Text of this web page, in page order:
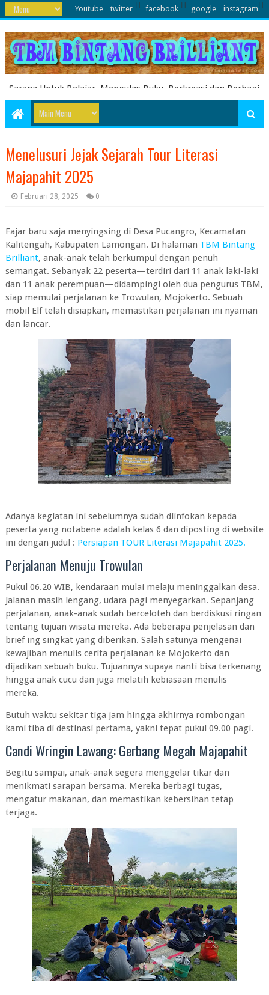
Youtube twitter facebook google instagram
Sarana Untuk Belajar, Mengulas Buku, Berkreasi dan Berbagi
Pengetahuan serta Energi Literasi Berbagai soal ujian sekolah
dasar juga dibahas disini
Menelusuri Jejak Sejarah Tour Literasi
Majapahit 2025
Februari 28, 2025 0
Fajar baru saja menyingsing di Desa Pucangro, Kecamatan
Kalitengah, Kabupaten Lamongan. Di halaman TBM Bintang
Brilliant, anak-anak telah berkumpul dengan penuh
semangat. Sebanyak 22 peserta—terdiri dari 11 anak laki-laki
dan 11 anak perempuan—didampingi oleh dua pengurus TBM,
siap memulai perjalanan ke Trowulan, Mojokerto. Sebuah
mobil Elf telah disiapkan, memastikan perjalanan ini nyaman
dan lancar.
Adanya kegiatan ini sebelumnya sudah diinfokan kepada
peserta yang notabene adalah kelas 6 dan diposting di website
ini dengan judul : Persiapan TOUR Literasi Majapahit 2025.
Perjalanan Menuju Trowulan
Pukul 06.20 WIB, kendaraan mulai melaju meninggalkan desa.
Jalanan masih lengang, udara pagi menyegarkan. Sepanjang
perjalanan, anak-anak sudah berceloteh dan berdiskusi ringan
tentang tujuan wisata mereka. Ada beberapa penjelasan dan
brief ing singkat yang diberikan. Salah satunya mengenai
kewajiban menulis cerita perjalanan ke Mojokerto dan
dijadikan sebuah buku. Tujuannya supaya nanti bisa terkenang
hingga anak cucu dan juga melatih kebiasaan menulis
mereka.
Butuh waktu sekitar tiga jam hingga akhirnya rombongan
kami tiba di destinasi pertama, yakni tepat pukul 09.00 pagi.
Candi Wringin Lawang: Gerbang Megah Majapahit
Begitu sampai, anak-anak segera menggelar tikar dan
menikmati sarapan bersama. Mereka berbagi tugas,
mengatur makanan, dan memastikan kebersihan tetap
terjaga.